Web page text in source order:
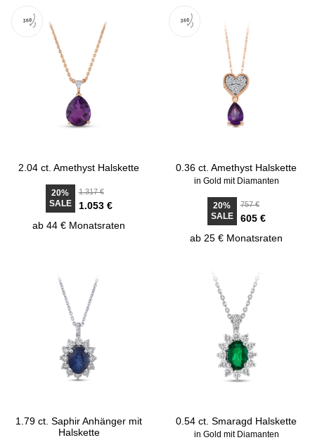
2.04 ct. Amethyst Halskette
20%
SALE
1.317 €
1.053 €
ab 44 € Monatsraten
0.36 ct. Amethyst Halskette
in Gold mit Diamanten
20%
SALE
757 €
605 €
ab 25 € Monatsraten
1.79 ct. Saphir Anhänger mit
Halskette
0.54 ct. Smaragd Halskette
in Gold mit Diamanten